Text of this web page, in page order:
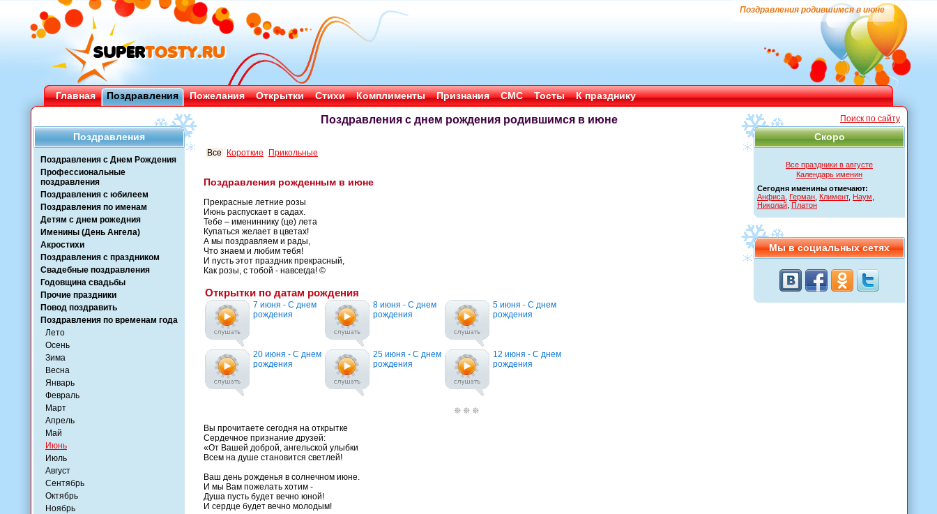
Поздравления родившимся в июне
Главная Поздравления Пожелания Открытки Стихи Комплименты Признания СМС Тосты К празднику
Поздравления
Поздравления с Днем Рождения
Профессиональные
поздравления
Поздравления с юбилеем
Поздравления по именам
Детям с днем рожедния
Именины (День Ангела)
Акростихи
Поздравления с праздником
Свадебные поздравления
Годовщина свадьбы
Прочие праздники
Повод поздравить
Поздравления по временам года
Лето
Осень
Зима
Весна
Январь
Февраль
Март
Апрель
Май
Июнь
Июль
Август
Сентябрь
Октябрь
Ноябрь
Поиск по сайту
Скоро
Все праздники в августе
Календарь именин
Сегодня именины отмечают:
Анфиса Герман Климент, Наум
Николай Платон
Мы в социальных сетях
Поздравления с днем рождения родившимся в июне
Все Короткие Прикольные
Поздравления рожденным в июне
Прекрасные летние розы
Июнь распускает в садах.
Тебе – имениннику (це) лета
Купаться желает в цветах!
А мы поздравляем и рады,
Что знаем и любим тебя!
И пусть этот праздник прекрасный,
Как розы, с тобой - навсегда! ©
Открытки по датам рождения
7 июня - С днем
рождения
8 июня - С днем
рождения
5 июня - С днем
рождения
20 июня - С днем
рождения
25 июня - С днем
рождения
12 июня - С днем
рождения
Вы прочитаете сегодня на открытке
Сердечное признание друзей:
«От Вашей доброй, ангельской улыбки
Всем на душе становится светлей!
Ваш день рожденья в солнечном июне.
И мы Вам пожелать хотим -
Душа пусть будет вечно юной!
И сердце будет вечно молодым!